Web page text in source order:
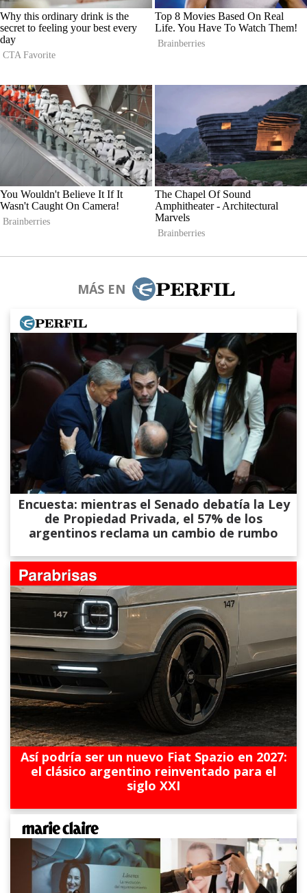
MÁS EN
Encuesta: mientras el Senado debatía la Ley
de Propiedad Privada, el 57% de los
argentinos reclama un cambio de rumbo
Así podría ser un nuevo Fiat Spazio en 2027:
el clásico argentino reinventado para el
siglo XXI